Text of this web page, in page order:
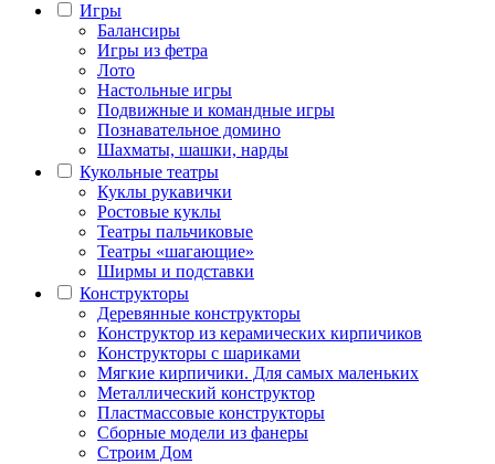
Игры
Балансиры
Игры из фетра
Лото
Настольные игры
Подвижные и командные игры
Познавательное домино
Шахматы, шашки, нарды
Кукольные театры
Куклы рукавички
Ростовые куклы
Театры пальчиковые
Театры «шагающие»
Ширмы и подставки
Конструкторы
Деревянные конструкторы
Конструктор из керамических кирпичиков
Конструкторы с шариками
Мягкие кирпичики. Для самых маленьких
Металлический конструктор
Пластмассовые конструкторы
Сборные модели из фанеры
Строим Дом